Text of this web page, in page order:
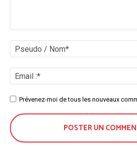
SitePrévenez-moi de tous les nouveaux